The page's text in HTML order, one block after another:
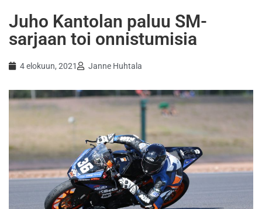
Juho Kantolan paluu SM-
sarjaan toi onnistumisia
4 elokuun, 2021 Janne Huhtala